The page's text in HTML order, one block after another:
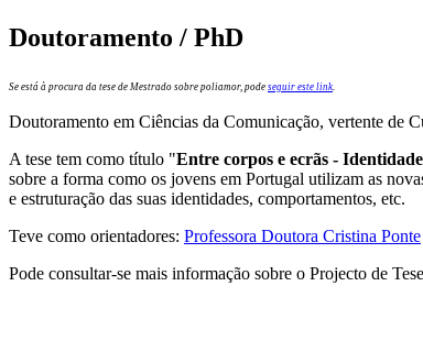
Doutoramento / PhD
Se está à procura da tese de Mestrado sobre poliamor, pode seguir este link
Doutoramento em Ciências da Comunicação, vertente de
A tese tem como título "Entre corpos e ecrãs -
sobre a forma como os jovens em Portugal utilizam as
e estruturação das suas identidades, comportamentos, etc.
Teve como orientadores: Professora Doutora Cristina Ponte
Pode consultar-se mais informação sobre o Projecto de Tese